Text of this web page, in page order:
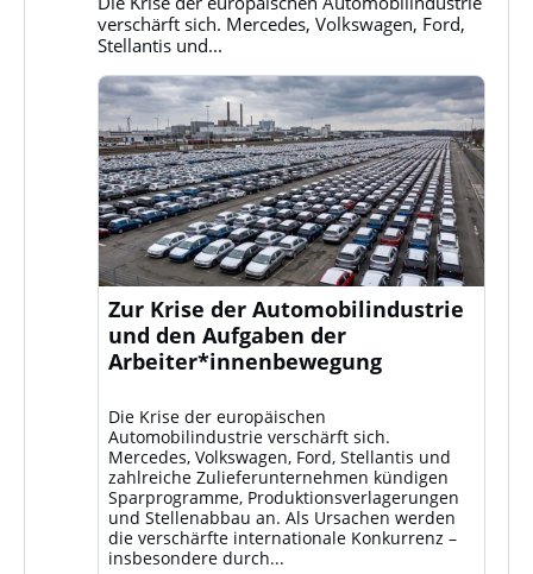
ansehenverschärft sich. Mercedes, Volkswagen, Ford,
Stellantis und...
Zur Krise der Automobilindustrie
und den Aufgaben der
Arbeiter*innenbewegung
Die Krise der europäischen
Automobilindustrie verschärft sich.
Mercedes, Volkswagen, Ford, Stellantis und
zahlreiche Zulieferunternehmen kündigen
Sparprogramme, Produktionsverlagerungen
und Stellenabbau an. Als Ursachen werden
die verschärfte internationale Konkurrenz –
insbesondere durch...